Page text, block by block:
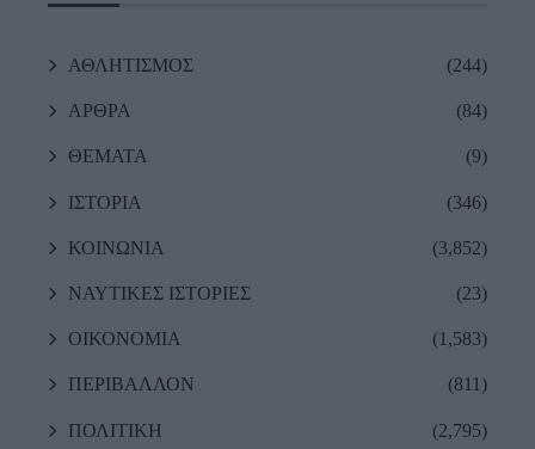
ΑΘΛΗΤΙΣΜΟΣ (244)
ΑΡΘΡΑ (84)
ΘΕΜΑΤΑ (9)
ΙΣΤΟΡΙΑ (346)
ΚΟΙΝΩΝΙΑ (3,852)
ΝΑΥΤΙΚΕΣ ΙΣΤΟΡΙΕΣ (23)
ΟΙΚΟΝΟΜΙΑ (1,583)
ΠΕΡΙΒΑΛΛΟΝ (811)
ΠΟΛΙΤΙΚΗ (2,795)